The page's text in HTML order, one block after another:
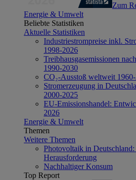
Zum
Energie & Umwelt
Beliebte Statistiken
Aktuelle Statistiken
Industriestrompreise inkl.
1998-2026
Treibhausgasemissionen
1990-2030
CO₂-Ausstoß weltweit
Stromerzeugung in
2000-2025
EU-Emissionshandel:
2026
Energie & Umwelt
Themen
Weitere Themen
Photovoltaik in
Herausforderung
Nachhaltiger Konsum
Top Report